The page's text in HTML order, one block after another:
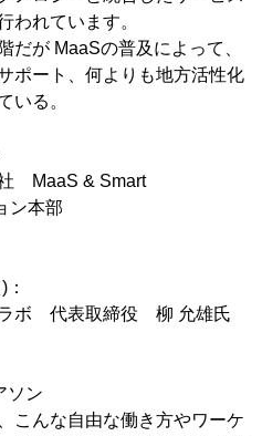
われています。
だが MaaSの普及によって、
ポート、何よりも地方活性化
いる。
MaaS & Smart
ン本部
ラボ 代表取締役 柳 允雄氏
ソン
こんな自由な働き方やワーケ